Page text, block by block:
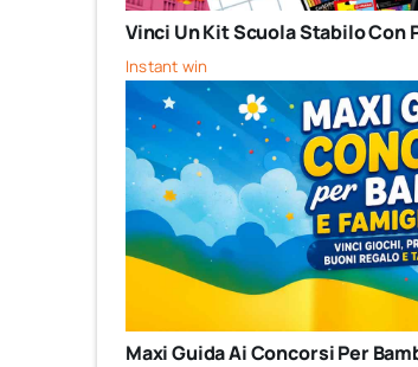
Vinci Un Kit Scuola Stabilo Con
Instant win
Maxi Guida Ai Concorsi Per